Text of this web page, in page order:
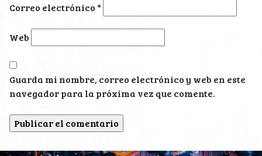
Correo electrónico*
Web
Guarda mi nombre, correo electrónico y web en este
navegador para la próxima vez que comente.